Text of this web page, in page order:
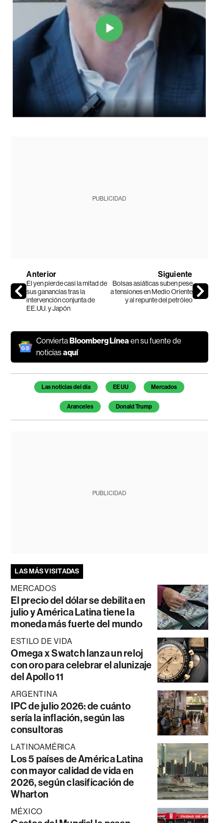
PUBLICIDAD
Anterior
El yen pierde casi la mitad de
sus ganancias tras la
intervención conjunta de
EE.UU. y Japón
Siguiente
Bolsas asiáticas suben pese
a tensiones en Medio Oriente
y al repunte del petróleo
ConviertaBloomberg Línea en su fuente de
noticiasaquí
Temas de este artículo
Las noticias del día EE UU Mercados
Aranceles Donald Trump
PUBLICIDAD
LAS MÁS VISITADAS
MERCADOS
El precio del dólar se debilita en
julio y América Latina tiene la
moneda más fuerte del mundo
ESTILO DE VIDA
Omega x Swatch lanza un reloj
con oro para celebrar el alunizaje
del Apollo 11
ARGENTINA
IPC de julio 2026: de cuánto
sería la inflación, según las
consultoras
LATINOAMÉRICA
Los 5 países de América Latina
con mayor calidad de vida en
2026, según clasificación de
Wharton
MÉXICO